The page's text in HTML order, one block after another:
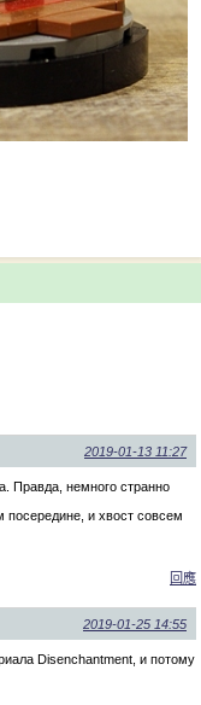
2019-01-13 11:27
Правда, немного странно
и хвост совсем
回應
2019-01-25 14:55
Disenchantment, и потому